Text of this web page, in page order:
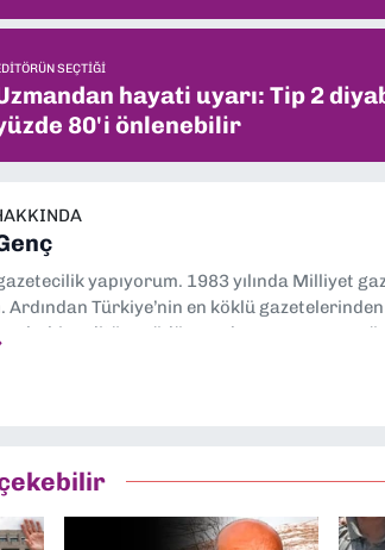
SEÇTIĞI
hayati uyarı: Tip 2
80'i önlenebilir
yapıyorum. 1983 yılında Milliyet
Ardından Türkiye’nin en köklü gazetelerinden
editör, müdür yardımcısı ve spor
Eylül Gazetesi'nde editörlük yapıyorum